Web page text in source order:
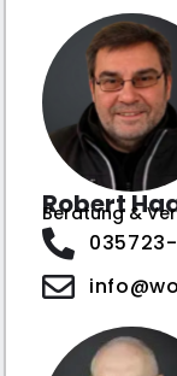
Robert
Beratung &